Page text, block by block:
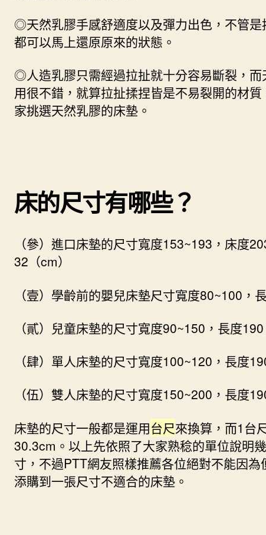
◎天然乳膠手感舒適度以及彈力出色，不管是
都可以馬上還原原來的狀態。
◎人造乳膠只需經過拉扯就十分容易斷裂，而
用很不錯，就算拉扯揉捏皆是不易裂開的材
家挑選天然乳膠的床墊。
床的尺寸有哪些？
（參）進口床墊的尺寸寬度153~193，床度
32（cm）
（壹）學齡前的嬰兒床墊尺寸寬度80~100，
（貳）兒童床墊的尺寸寬度90~150，長度190
（肆）單人床墊的尺寸寬度100~120，長度
（伍）雙人床墊的尺寸寬度150~200，長度
床墊的尺寸一般都是運用台尺來換算，而1台
30.3cm。以上先依照了大家熟稔的單位說明
寸，不過PTT網友照樣推薦各位絕對不能因為
添購到一張尺寸不適合的床墊。